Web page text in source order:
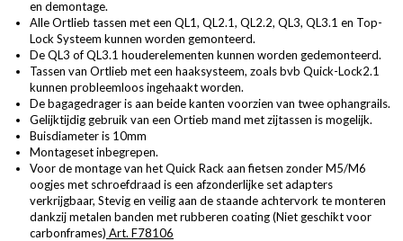
en demontage.
Alle Ortlieb tassen met een QL1, QL2.1, QL2.2, QL3, QL3.1 en Top-
Lock Systeem kunnen worden gemonteerd.
De QL3 of QL3.1 houderelementen kunnen worden gedemonteerd.
Tassen van Ortlieb met een haaksysteem, zoals bvb Quick-Lock2.1
kunnen probleemloos ingehaakt worden.
De bagagedrager is aan beide kanten voorzien van twee ophangrails.
Gelijktijdig gebruik van een Ortieb mand met zijtassen is mogelijk.
Buisdiameter is 10mm
Montageset inbegrepen.
Voor de montage van het Quick Rack aan fietsen zonder M5/M6
oogjes met schroefdraad is een afzonderlijke set adapters
verkrijgbaar, Stevig en veilig aan de staande achtervork te monteren
dankzij metalen banden met rubberen coating (Niet geschikt voor
carbonframes) Art. F78106